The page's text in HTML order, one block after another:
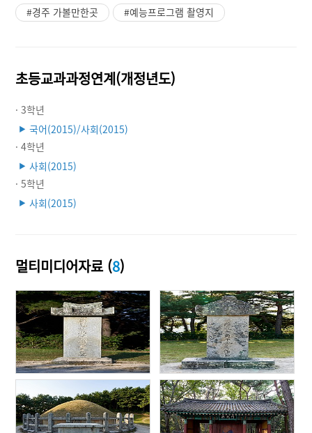
#경주 가볼만한곳
#예능프로그램 촬영지
초등교과과정연계(개정년도)
· 3학년
▶ 국어(2015)/사회(2015)
· 4학년
▶ 사회(2015)
· 5학년
▶ 사회(2015)
멀티미디어자료 (8)